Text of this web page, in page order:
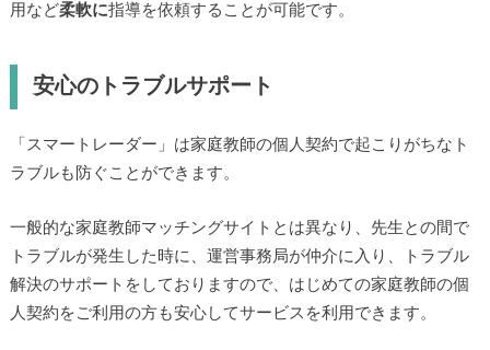
用など柔軟に指導を依頼することが可能です。
安心のトラブルサポート
「スマートレーダー」は家庭教師の個人契約で起こりがちなト
ラブルも防ぐことができます。
一般的な家庭教師マッチングサイトとは異なり、先生との間で
トラブルが発生した時に、運営事務局が仲介に入り、トラブル
解決のサポートをしておりますので、はじめての家庭教師の個
人契約をご利用の方も安心してサービスを利用できます。